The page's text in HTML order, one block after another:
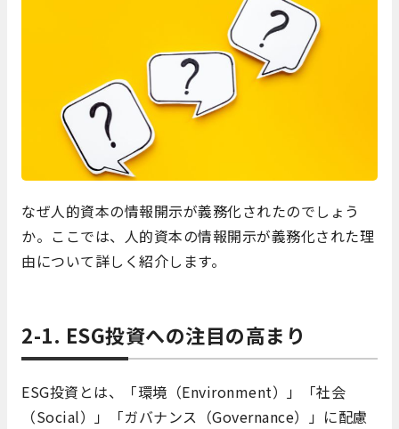
なぜ人的資本の情報開示が義務化されたのでしょう
か。ここでは、人的資本の情報開示が義務化された理
由について詳しく紹介します。
2-1. ESG投資への注目の高まり
ESG投資とは、「環境（Environment）」「社会
（Social）」「ガバナンス（Governance）」に配慮